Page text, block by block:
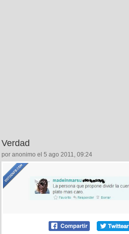
Verdad
por anonimo el 5 ago 2011, 09:24